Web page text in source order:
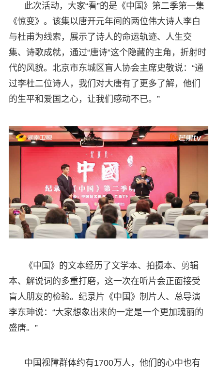
此次活动，大家“看”的是《中国》第二季第一集
《惊变》。该集以唐开元年间的两位伟大诗人李白
与杜甫为线索，展示了诗人的命运轨迹、人生交
集、诗歌成就，通过“唐诗”这个隐藏的主角，折射时
代的风貌。北京市东城区盲人协会主席史敬说：“通
过李杜二位诗人，我们对大唐有了更多了解，他们
的生平和爱国之心，让我们感动不已。”
《中国》的文本经历了文学本、拍摄本、剪辑
本、解说词的多重打磨，这一次在听片会正面接受
盲人朋友的检验。纪录片《中国》制片人、总导演
李东珅说：“大家想象出来的一定是一个更加瑰丽的
盛唐。”
中国视障群体约有1700万人，他们的心中也有